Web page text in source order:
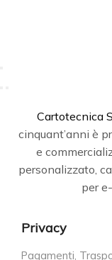
Cartotecnica
cinquant’anni è
e
personalizzato,
per
Privacy
Pagamenti,